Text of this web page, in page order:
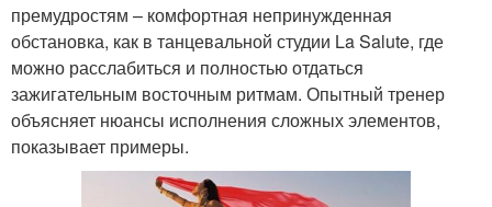
премудростям – комфортная непринужденная
обстановка, как в танцевальной студии La Salute, где
можно расслабиться и полностью отдаться
зажигательным восточным ритмам. Опытный тренер
объясняет нюансы исполнения сложных элементов,
показывает примеры.